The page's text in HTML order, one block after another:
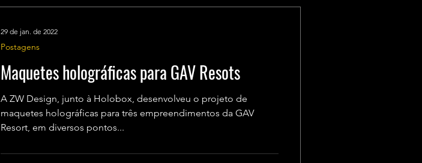
Maquetes holográficas para GAV Resots
A ZW Design, junto à Holobox, desenvolveu o projeto de
maquetes holográficas para três empreendimentos da GAV
Resort, em diversos pontos...
Postagens
29 de jan. de 2022